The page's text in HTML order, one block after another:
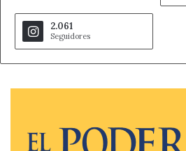
2.061
Seguidores